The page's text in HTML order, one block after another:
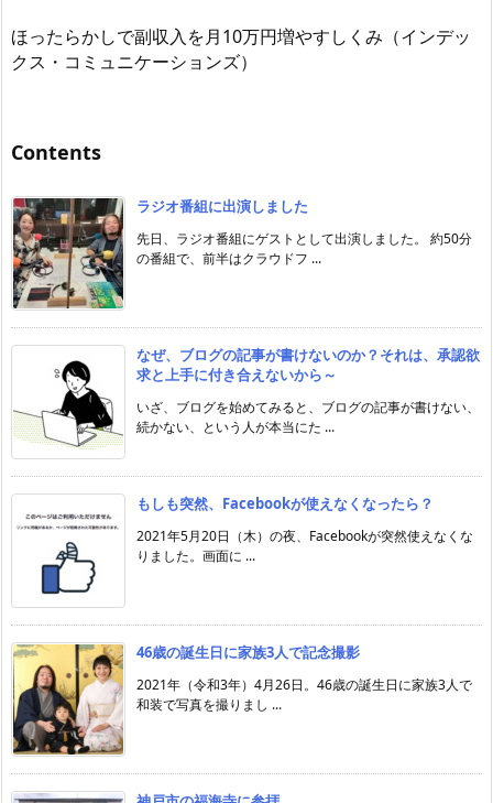
ほったらかしで副収入を月10万円増やすしくみ（インデッ
クス・コミュニケーションズ）
Contents
ラジオ番組に出演しました
先日、ラジオ番組にゲストとして出演しました。 約50分
の番組で、前半はクラウドフ ...
なぜ、ブログの記事が書けないのか？それは、承認欲
求と上手に付き合えないから～
いざ、ブログを始めてみると、ブログの記事が書けない、
続かない、という人が本当にた ...
もしも突然、Facebookが使えなくなったら？
2021年5月20日（木）の夜、Facebookが突然使えなくな
りました。画面に ...
46歳の誕生日に家族3人で記念撮影
2021年（令和3年）4月26日。46歳の誕生日に家族3人で
和装で写真を撮りまし ...